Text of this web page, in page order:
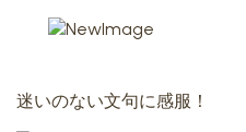
迷いのない文句に感服！